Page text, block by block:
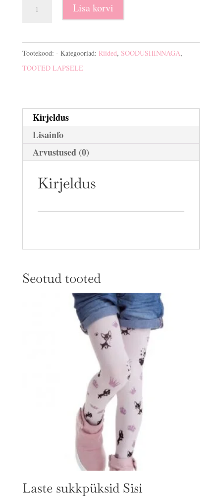
kombinesoon
Lisa korvi
Tootekood: - Kategooriad: Riided, SOODUSHINNAGA,
TOOTED LAPSELE
Kirjeldus
Lisainfo
Arvustused (0)
Kirjeldus
Seotud tooted
Laste sukkpüksid Sisi